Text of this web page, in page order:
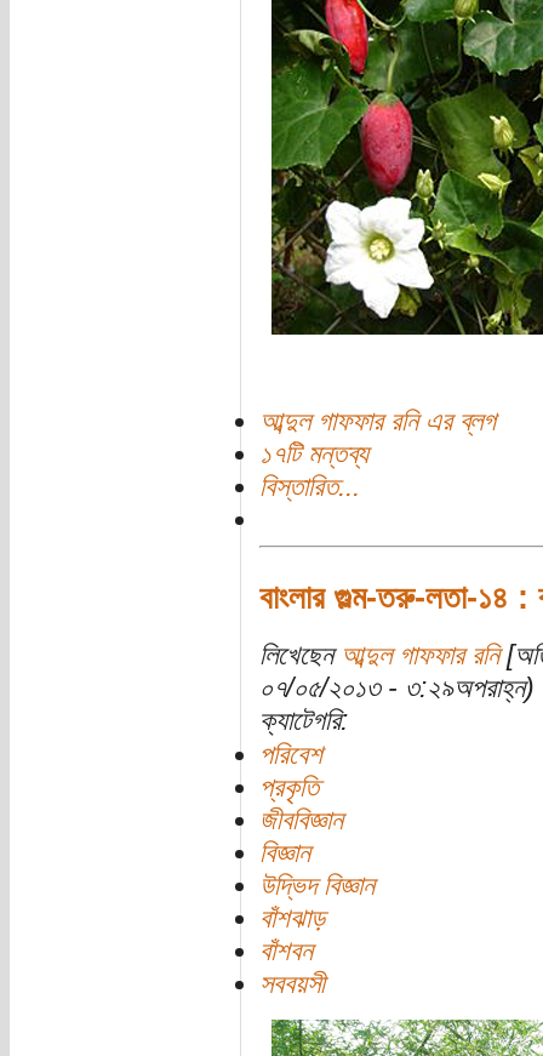
আব্দুল গাফফার রনি এর ব্লগ
১৭টি মন্তব্য
বিস্তারিত...
বাংলার গুল্ম-তরু-লতা-১৪ :
লিখেছেন আব্দুল গাফফার রনি
০৭/০৫/২০১৩ - ৩:২৯অপরাহ্ন)
ক্যাটেগরি:
পরিবেশ
প্রকৃতি
জীববিজ্ঞান
বিজ্ঞান
উদ্ভিদ বিজ্ঞান
বাঁশঝাড়
বাঁশবন
সববয়সী